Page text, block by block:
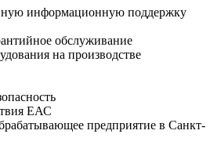
информационную поддержку
обслуживание
на производстве
ЕАС
предприятие в Санкт-